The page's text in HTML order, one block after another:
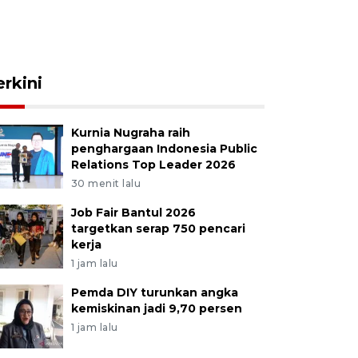
Kurnia Nugraha raih
penghargaan Indonesia Public
Relations Top Leader 2026
30 menit lalu
Job Fair Bantul 2026
targetkan serap 750 pencari
kerja
1 jam lalu
Pemda DIY turunkan angka
kemiskinan jadi 9,70 persen
1 jam lalu